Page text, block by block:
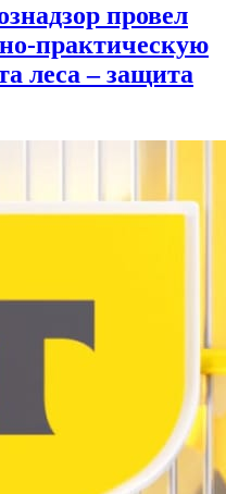
провел
практическую
леса – защита